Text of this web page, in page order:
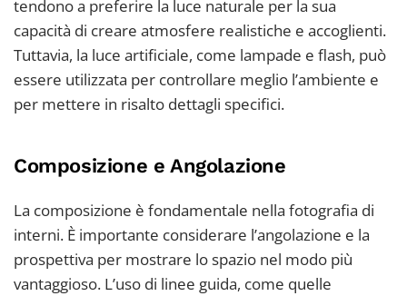
tendono a preferire la luce naturale per la sua
capacità di creare atmosfere realistiche e accoglienti.
Tuttavia, la luce artificiale, come lampade e flash, può
essere utilizzata per controllare meglio l’ambiente e
per mettere in risalto dettagli specifici.
Composizione e Angolazione
La composizione è fondamentale nella fotografia di
interni. È importante considerare l’angolazione e la
prospettiva per mostrare lo spazio nel modo più
vantaggioso. L’uso di linee guida, come quelle